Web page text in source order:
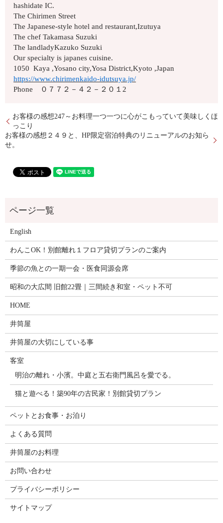
hashidate IC.
The Chirimen Street
The Japanese-style hotel and restaurant,Izutuya
The chef Takamasa Suzuki
The landladyKazuko Suzuki
Our specialty is japanes cuisine.
1050 Kaya ,Yosano city,Yosa District,Kyoto ,Japan
https://www.chirimenkaido-idutsuya.jp/
Phone ０７７２－４２－２０１2
お客様の感想247～お料理一つ一つに心がこもっていて美味しくほ
っこり
お客様の感想２４９と、HP限定宿泊特典のリニューアルのお知ら
せ。
English
わんこOK！別館離れ１フロア貸切プランのご案内
季節の魚との一期一会・医食同源会席
昭和の大広間 旧館22畳｜三間続き和室・ペット不可
HOME
井筒屋
井筒屋の大切にしている事
客室
明治の離れ・小濱。中庭と五右衛門風呂を愛でる。
猫と遊べる！築90年の古民家！別館貸切プラン
ペットとお食事・お泊り
よくある質問
井筒屋のお料理
お問い合わせ
プライバシーポリシー
サイトマップ